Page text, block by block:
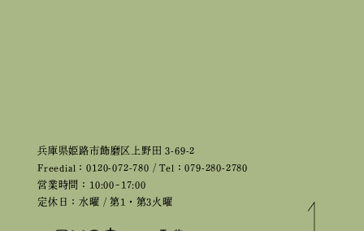
兵庫県姫路市飾磨区上野田 3-69-2
Freedial：0120-072-780 / Tel：079-280-2780
営業時間：10:00~17:00
定休日：水曜 / 第1・第3火曜